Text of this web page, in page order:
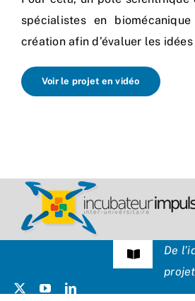
spécialistes en
création afin d’évaluer les
Voir le projet en vidéo
Navigation
Témoignages
De